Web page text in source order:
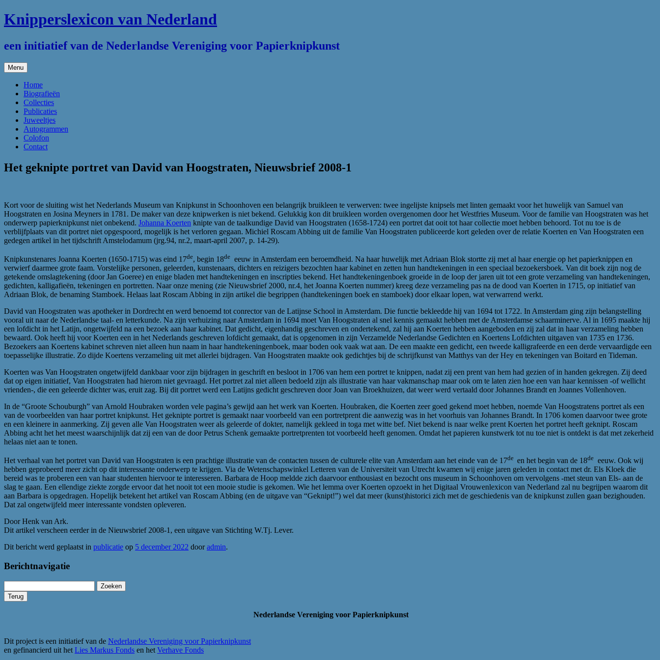
Ga
naar
inhoud
Knipperslexicon van Nederland
een initiatief van de Nederlandse Vereniging voor Papierknipkunst
Menu
Home
Biografieën
Collecties
Publicaties
Juweeltjes
Autogrammen
Colofon
Contact
Het geknipte portret van David van Hoogstraten, Nieuwsbrief 2008-1
Kort voor de sluiting wist het Nederlands Museum van Knipkunst in Schoonhoven een belangrijk bruikleen te verwerven: twee ingelijste knipsels met linten gemaakt voor het huwelijk van Samuel van
Hoogstraten en Josina Meyners in 1781. De maker van deze knipwerken is niet bekend. Gelukkig kon dit bruikleen worden overgenomen door het Westfries Museum. Voor de familie van Hoogstraten was het
onderwerp papierknipkunst niet onbekend. Johanna Koerten knipte van de taalkundige David van Hoogstraten (1658-1724) een portret dat ooit tot haar collectie moet hebben behoord. Tot nu toe is de
verblijfplaats van dit portret niet opgespoord, mogelijk is het verloren gegaan. Michiel Roscam Abbing uit de familie Van Hoogstraten publiceerde kort geleden over de relatie Koerten en Van Hoogstraten een
gedegen artikel in het tijdschrift Amstelodamum (jrg.94, nr.2, maart-april 2007, p. 14-29).
Knipkunstenares Joanna Koerten (1650-1715) was eind 17de, begin 18de eeuw in Amsterdam een beroemdheid. Na haar huwelijk met Adriaan Blok stortte zij met al haar energie op het papierknippen en
verwierf daarmee grote faam. Vorstelijke personen, geleerden, kunstenaars, dichters en reizigers bezochten haar kabinet en zetten hun handtekeningen in een speciaal bezoekersboek. Van dit boek zijn nog de
getekende omslagtekening (door Jan Goeree) en enige bladen met handtekeningen en inscripties bekend. Het handtekeningenboek groeide in de loop der jaren uit tot een grote verzameling van handtekeningen,
gedichten, kalligafieën, tekeningen en portretten. Naar onze mening (zie Nieuwsbrief 2000, nr.4, het Joanna Koerten nummer) kreeg deze verzameling pas na de dood van Koerten in 1715, op initiatief van
Adriaan Blok, de benaming Stamboek. Helaas laat Roscam Abbing in zijn artikel die begrippen (handtekeningen boek en stamboek) door elkaar lopen, wat verwarrend werkt.
David van Hoogstraten was apotheker in Dordrecht en werd benoemd tot conrector van de Latijnse School in Amsterdam. Die functie bekleedde hij van 1694 tot 1722. In Amsterdam ging zijn belangstelling
vooral uit naar de Nederlandse taal- en letterkunde. Na zijn verhuizing naar Amsterdam in 1694 moet Van Hoogstraten al snel kennis gemaakt hebben met de Amsterdamse schaarminerve. Al in 1695 maakte hij
een lofdicht in het Latijn, ongetwijfeld na een bezoek aan haar kabinet. Dat gedicht, eigenhandig geschreven en ondertekend, zal hij aan Koerten hebben aangeboden en zij zal dat in haar verzameling hebben
bewaard. Ook heeft hij voor Koerten een in het Nederlands geschreven lofdicht gemaakt, dat is opgenomen in zijn Verzamelde Nederlandse Gedichten en Koertens Lofdichten uitgaven van 1735 en 1736.
Bezoekers aan Koertens kabinet schreven niet alleen hun naam in haar handtekeningenboek, maar boden ook vaak wat aan. De een maakte een gedicht, een tweede kalligrafeerde en een derde vervaardigde een
toepasselijke illustratie. Zo dijde Koertens verzameling uit met allerlei bijdragen. Van Hoogstraten maakte ook gedichtjes bij de schrijfkunst van Matthys van der Hey en tekeningen van Boitard en Tideman.
Koerten was Van Hoogstraten ongetwijfeld dankbaar voor zijn bijdragen in geschrift en besloot in 1706 van hem een portret te knippen, nadat zij een prent van hem had gezien of in handen gekregen. Zij deed
dat op eigen initiatief, Van Hoogstraten had hierom niet gevraagd. Het portret zal niet alleen bedoeld zijn als illustratie van haar vakmanschap maar ook om te laten zien hoe een van haar kennissen -of wellicht
vrienden-, die een geleerde dichter was, eruit zag. Bij dit portret werd een Latijns gedicht geschreven door Joan van Broekhuizen, dat weer werd vertaald door Johannes Brandt en Joannes Vollenhoven.
In de “Groote Schouburgh” van Arnold Houbraken worden vele pagina’s gewijd aan het werk van Koerten. Houbraken, die Koerten zeer goed gekend moet hebben, noemde Van Hoogstratens portret als een
van de voorbeelden van haar portret knipkunst. Het geknipte portret is gemaakt naar voorbeeld van een portretprent die aanwezig was in het voorhuis van Johannes Brandt. In 1706 komen daarvoor twee grote
en een kleinere in aanmerking. Zij geven alle Van Hoogstraten weer als geleerde of dokter, namelijk gekleed in toga met witte bef. Niet bekend is naar welke prent Koerten het portret heeft geknipt. Roscam
Abbing acht het het meest waarschijnlijk dat zij een van de door Petrus Schenk gemaakte portretprenten tot voorbeeld heeft genomen. Omdat het papieren kunstwerk tot nu toe niet is ontdekt is dat met zekerheid
helaas niet aan te tonen.
Het verhaal van het portret van David van Hoogstraten is een prachtige illustratie van de contacten tussen de culturele elite van Amsterdam aan het einde van de 17de en het begin van de 18de eeuw. Ook wij
hebben geprobeerd meer zicht op dit interessante onderwerp te krijgen. Via de Wetenschapswinkel Letteren van de Universiteit van Utrecht kwamen wij enige jaren geleden in contact met dr. Els Kloek die
bereid was te proberen een van haar studenten hiervoor te interesseren. Barbara de Hoop meldde zich daarvoor enthousiast en bezocht ons museum in Schoonhoven om vervolgens -met steun van Els- aan de
slag te gaan. Een ellendige ziekte zorgde ervoor dat het nooit tot een mooie studie is gekomen. Wie het lemma over Koerten opzoekt in het Digitaal Vrouwenlexicon van Nederland zal nu begrijpen waarom dit
aan Barbara is opgedragen. Hopelijk betekent het artikel van Roscam Abbing (en de uitgave van “Geknipt!”) wel dat meer (kunst)historici zich met de geschiedenis van de knipkunst zullen gaan bezighouden.
Dat zal ongetwijfeld meer interessante vondsten opleveren.
Door Henk van Ark.
Dit artikel verscheen eerder in de Nieuwsbrief 2008-1, een uitgave van Stichting W.Tj. Lever.
Dit bericht werd geplaatst in publicatie op 5 december 2022 dooradmin.
Berichtnavigatie
naar:
Nederlandse Vereniging voor Papierknipkunst
Dit project is een initiatief van de Nederlandse Vereniging voor Papierknipkunst
en gefinancierd uit het Lies Markus Fonds en het Verhave Fonds